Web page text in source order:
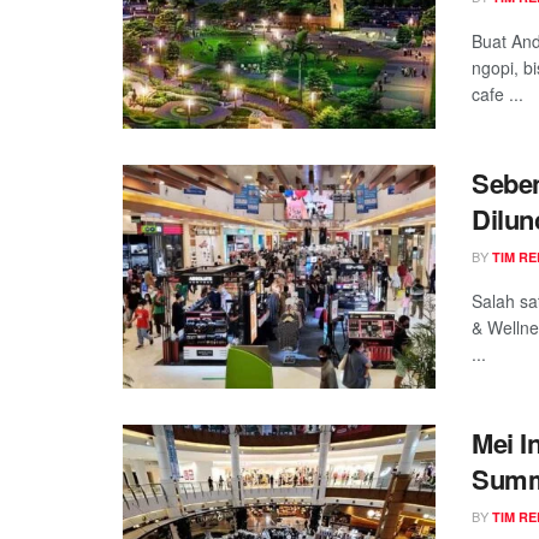
Buat
ngopi,
cafe ...
BY TIM
Salah
&
...
Mei
BY TIM